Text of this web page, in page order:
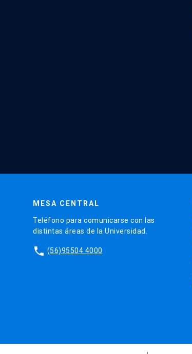
MESA CENTRAL
Teléfono para comunicarse con las
distintas áreas de la Universidad.
phone (56)95504 4000